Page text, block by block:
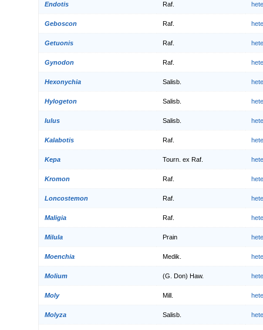
Endotis Raf.
Geboscon Raf.
Getuonis Raf.
Gynodon Raf.
Hexonychia Salisb.
Hylogeton Salisb.
Iulus Salisb.
Kalabotis Raf.
Kepa Tourn. ex Raf.
Kromon Raf.
Loncostemon Raf.
Maligia Raf.
Milula Prain
Moenchia Medik.
Molium (G. Don) Haw.
Moly Mill.
Molyza Salisb.